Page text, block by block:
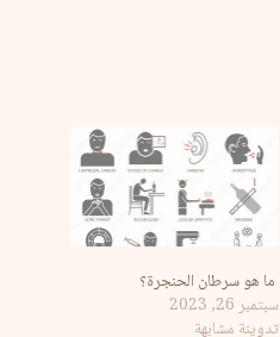
ما هو سرطان الحنجرة؟
سبتمبر 26, 2023
تدوينة مشابهة